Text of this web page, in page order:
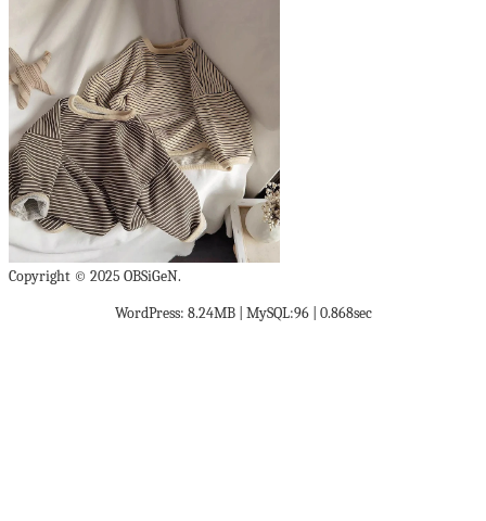
Copyright © 2025 OBSiGeN.
WordPress: 8.24MB | MySQL:96 | 0.868sec